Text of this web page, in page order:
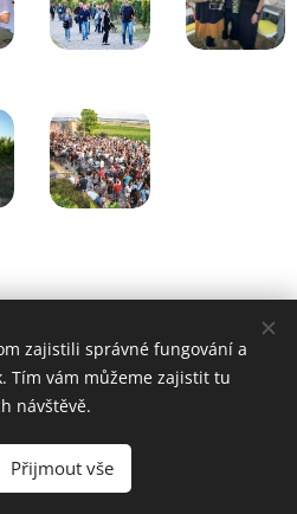
, všechna práva vyhrazena
mobilních hospiců.
zajistili správné fungování a
Tím vám můžeme zajistit tu
návštěvě.
Přijmout vše